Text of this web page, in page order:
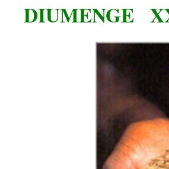
DIUMENGE